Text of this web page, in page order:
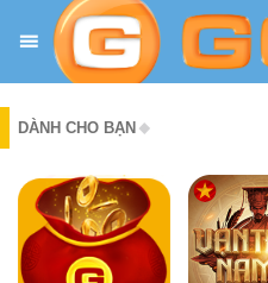
DÀNH CHO BẠN